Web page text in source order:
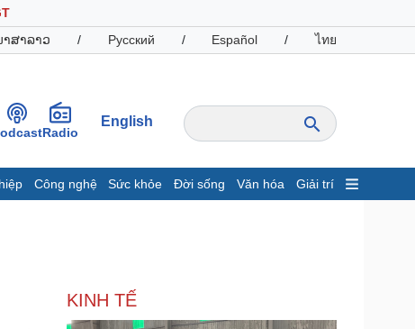
າສາລາວ / Русский / Español / ไทย
Radio
English
Công nghệ Sức khỏe Đời sống Văn hóa Giải trí
Giá cà phê
KINH TẾ